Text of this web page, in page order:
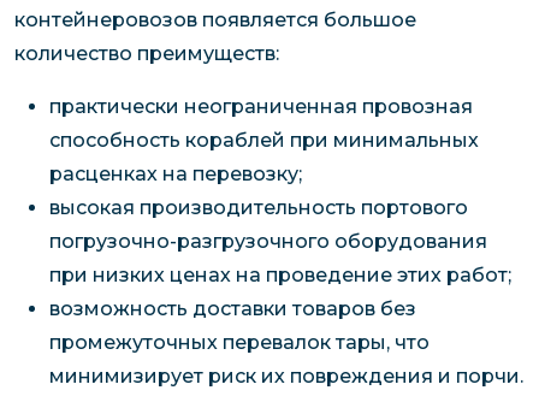
контейнеровозов появляется большое
количество преимуществ:
практически неограниченная провозная
способность кораблей при минимальных
расценках на перевозку;
высокая производительность портового
погрузочно-разгрузочного оборудования
при низких ценах на проведение этих работ;
возможность доставки товаров без
промежуточных перевалок тары, что
минимизирует риск их повреждения и порчи.